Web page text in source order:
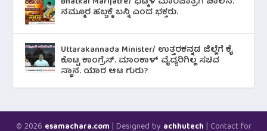
ನಮ್ಮೂರ ಹಬ್ಬಕ್ಕೆ ಬನ್ನಿ ಎಂದ ಭಕ್ತರು.
Uttarakannada Minister/ ಉತ್ತರಕನ್ನಡ ಜಿಲ್ಲೆಗೆ ಕೈ
ಕೊಟ್ಟ ಕಾಂಗ್ರೆಸ್. ಮಾಂಕಾಳ್ ವೈದ್ಯರಿಗಿಲ್ಲ ಸಚಿವ
ಸ್ಥಾನ. ಯಾರ ಆಟ ಗುರು?
© 2026 esamachara.com | Designed by achhutech | Contact for